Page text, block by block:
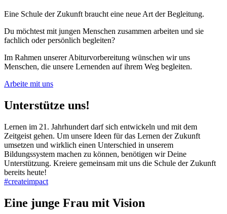
Eine Schule der Zukunft braucht eine neue Art der Begleitung.
Du möchtest mit jungen Menschen zusammen arbeiten und sie
fachlich oder persönlich begleiten?
Im Rahmen unserer Abiturvorbereitung wünschen wir uns
Menschen, die unsere Lernenden auf ihrem Weg begleiten.
Arbeite mit uns
Unterstütze uns!
Lernen im 21. Jahrhundert darf sich entwickeln und mit dem
Zeitgeist gehen. Um unsere Ideen für das Lernen der Zukunft
umsetzen und wirklich einen Unterschied in unserem
Bildungssystem machen zu können, benötigen wir Deine
Unterstützung. Kreiere gemeinsam mit uns die Schule der Zukunft
bereits heute!
#createimpact
Eine junge Frau mit Vision